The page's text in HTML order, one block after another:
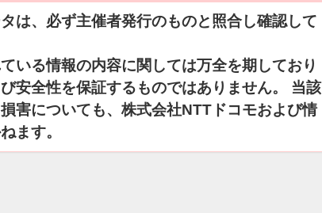
は、必ず主催者発行のものと照合し確認して
いる情報の内容に関しては万全を期しており
安全性を保証するものではありません。 当該
害についても、株式会社NTTドコモおよび情
ます。